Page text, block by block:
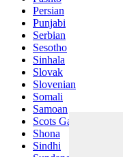
Persian
Punjabi
Serbian
Sesotho
Sinhala
Slovak
Slovenian
Somali
Samoan
Scots Gaelic
Shona
Sindhi